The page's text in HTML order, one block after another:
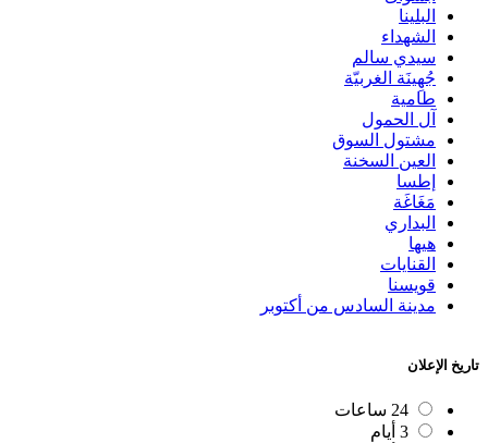
البلينا
الشهداء
سيدي سالم
جُهِينَة الغربيّة
طامية
آل الحمول
مشتول السوق
العين السخنة
إطسا
مَغَاغَة
البداري
هيها
القنايات
قويسنا
مدينة السادس من أكتوبر
تاريخ الإعلان
24 ساعات
3 أيام